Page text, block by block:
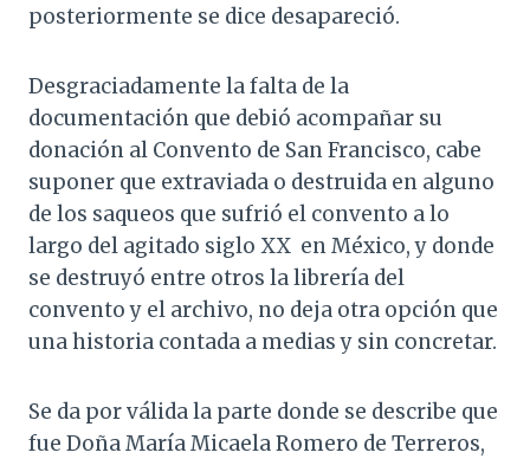
posteriormente se dice desapareció.
Desgraciadamente la falta de la
documentación que debió acompañar su
donación al Convento de San Francisco, cabe
suponer que extraviada o destruida en alguno
de los saqueos que sufrió el convento a lo
largo del agitado siglo XX en México, y donde
se destruyó entre otros la librería del
convento y el archivo, no deja otra opción que
una historia contada a medias y sin concretar.
Se da por válida la parte donde se describe que
fue Doña María Micaela Romero de Terreros,